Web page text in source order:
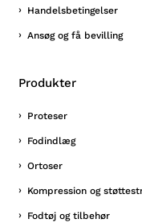
Handelsbetingelser
Ansøg og få bevilling
Produkter
Proteser
Fodindlæg
Ortoser
Kompression og
Fodtøj og tilbehør